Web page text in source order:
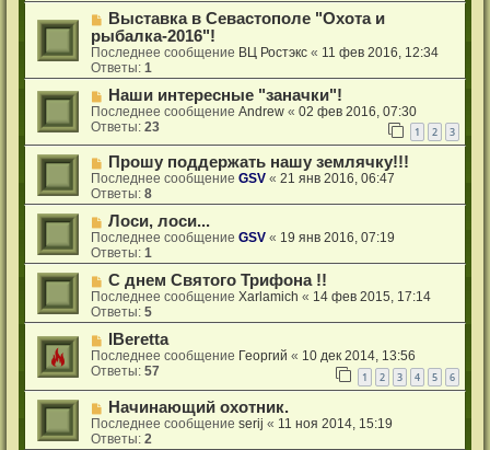
Выставка в Севастополе "Охота и
рыбалка-2016"!
Последнее сообщение ВЦ Ростэкс « 11 фев 2016, 12:34
Ответы:1
Наши интересные "заначки"!
Последнее сообщениеAndrew «02 фев 2016, 07:30
Ответы:23 1 2 3
Прошу поддержать нашу землячку!!!
Последнее сообщениеGSV «21 янв 2016, 06:47
Ответы:8
Лоси, лоси...
Последнее сообщениеGSV « 19 янв 2016, 07:19
Ответы:1
С днем Святого Трифона !!
Последнее сообщениеXarlamich « 14 фев 2015, 17:14
Ответы:5
IBeretta
Последнее сообщение Георгий « 10 дек 2014, 13:56
Ответы:57 1 2 3 4 5 6
Начинающий охотник.
Последнее сообщениеserij « 11 ноя 2014, 15:19
Ответы:2